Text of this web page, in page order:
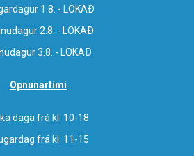
1.8. - LOKAÐ
2.8. - LOKAÐ
3.8. - LOKAÐ
Opnunartími
daga frá kl. 10-18
frá kl. 11-15